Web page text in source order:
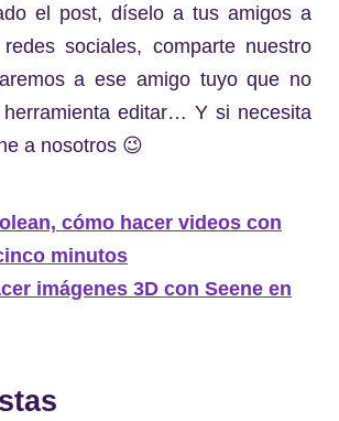
el post, díselo a tus amigos a
sociales, comparte nuestro
a ese amigo tuyo que no
editar… Y si necesita
a nosotros 😉
cómo hacer videos con
minutos
imágenes 3D con Seene en